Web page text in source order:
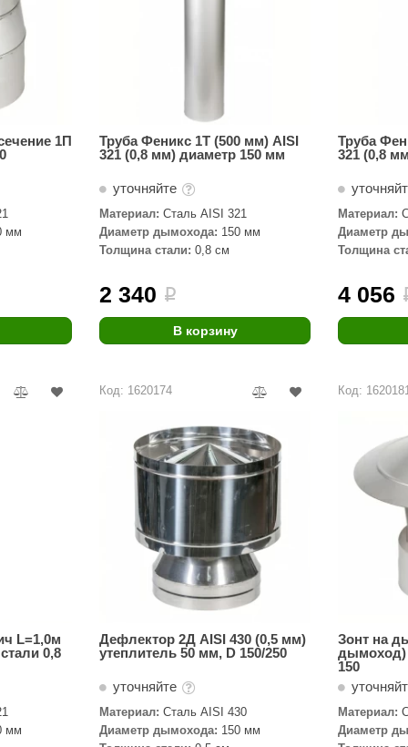
Rento
LANG’s
Rohol
Baldus
Ермак-Термо
Добросталь
Торнадо
Аэровита
Костёр
Сабантуй
Феникс
KOLO
1П
мм
Труба Феникс 1Т (500 мм) AISI
321 (0,8 мм) диаметр 150 мм
уточняйте
Материал: Сталь AISI 321
Диаметр дымохода: 150 мм
Толщина стали: 0,8 см
2 340 i
В корзину
Труба
321 (0,8
Материал:
Диаметр
Толщина
4 056
L=1,0м
0,8
мм
Код: 1620174
Дефлектор 2Д AISI 430 (0,5 мм)
утеплитель 50 мм, D 150/250
уточняйте
Материал: Сталь AISI 430
Диаметр дымохода: 150 мм
Код:
Зонт на
дымоход)
150
Материал:
Диаметр